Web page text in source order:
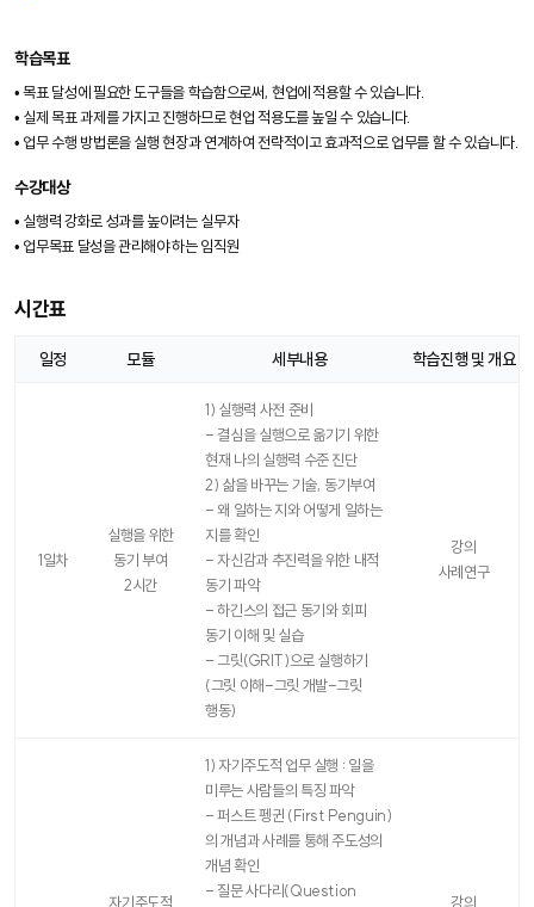
학습목표
• 목표 달성에 필요한 도구들을 학습함으로써, 현업에 적용할 수 있습니다.
• 실제 목표 과제를 가지고 진행하므로 현업 적용도를 높일 수 있습니다.
• 업무 수행 방법론을 실행 현장과 연계하여 전략적이고 효과적으로 업무를 할 수 있습니다.
수강대상
• 실행력 강화로 성과를 높이려는 실무자
• 업무목표 달성을 관리해야 하는 임직원
시간표
일정 모듈 세부내용 학습진행 및 개요
1일차
실행을 위한
동기 부여
2시간
1) 실행력 사전 준비
- 결심을 실행으로 옮기기 위한
현재 나의 실행력 수준 진단
2) 삶을 바꾸는 기술, 동기부여
- 왜 일하는 지와 어떻게 일하는
지를 확인
- 자신감과 추진력을 위한 내적
동기 파악
- 하긴스의 접근 동기와 회피
동기 이해 및 실습
- 그릿(GRIT)으로 실행하기
(그릿 이해-그릿 개발-그릿
행동)
강의
사례연구
자기주도적
1) 자기주도적 업무 실행 : 일을
미루는 사람들의 특징 파악
- 퍼스트 펭귄 (First Penguin)
의 개념과 사례를 통해 주도성의
개념 확인
- 질문 사다리(Question
강의